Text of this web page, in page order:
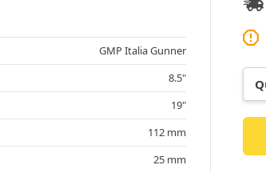
GMP Italia Gunner
8.5"
19"
112 mm
25 mm